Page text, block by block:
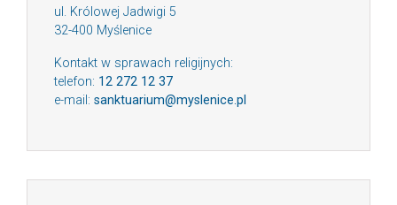
ul. Królowej Jadwigi 5
32-400 Myślenice
Kontakt w sprawach religijnych:
telefon: 12 272 12 37
e-mail: sanktuarium@myslenice.pl